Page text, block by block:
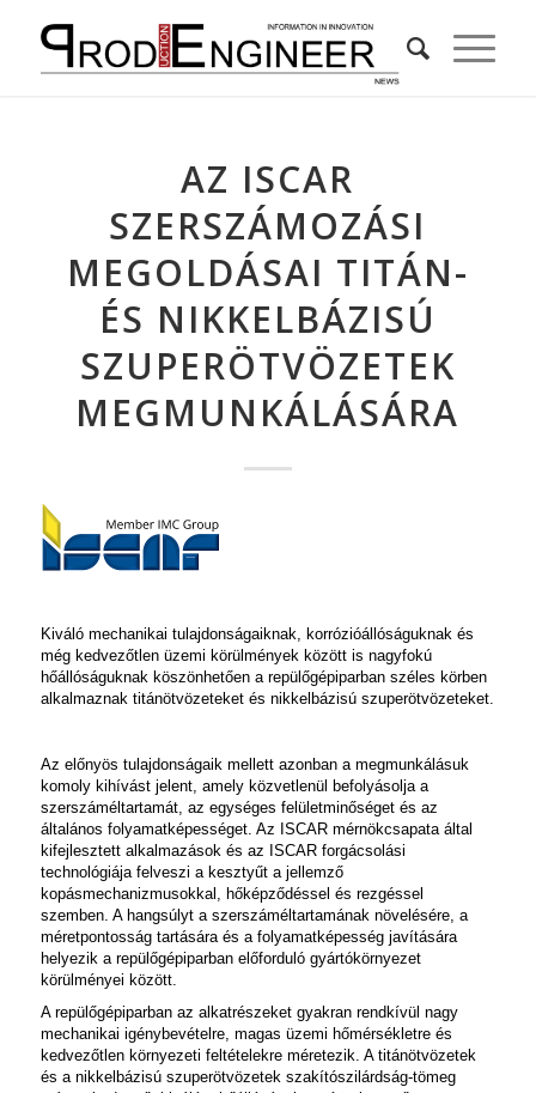
AZ ISCAR
SZERSZÁMOZÁSI
MEGOLDÁSAI TITÁN-
ÉS NIKKELBÁZISÚ
SZUPERÖTVÖZETEK
MEGMUNKÁLÁSÁRA
Kiváló mechanikai tulajdonságaiknak, korrózióállóságuknak és
még kedvezőtlen üzemi körülmények között is nagyfokú
hőállóságuknak köszönhetően a repülőgépiparban széles körben
alkalmaznak titánötvözeteket és nikkelbázisú szuperötvözeteket.
Az előnyös tulajdonságaik mellett azonban a megmunkálásuk
komoly kihívást jelent, amely közvetlenül befolyásolja a
szerszáméltartamát, az egységes felületminőséget és az
általános folyamatképességet. Az ISCAR mérnökcsapata által
kifejlesztett alkalmazások és az ISCAR forgácsolási
technológiája felveszi a kesztyűt a jellemző
kopásmechanizmusokkal, hőképződéssel és rezgéssel
szemben. A hangsúlyt a szerszáméltartamának növelésére, a
méretpontosság tartására és a folyamatképesség javítására
helyezik a repülőgépiparban előforduló gyártókörnyezet
körülményei között.
A repülőgépiparban az alkatrészeket gyakran rendkívül nagy
mechanikai igénybevételre, magas üzemi hőmérsékletre és
kedvezőtlen környezeti feltételekre méretezik. A titánötvözetek
és a nikkelbázisú szuperötvözetek szakítószilárdság-tömeg